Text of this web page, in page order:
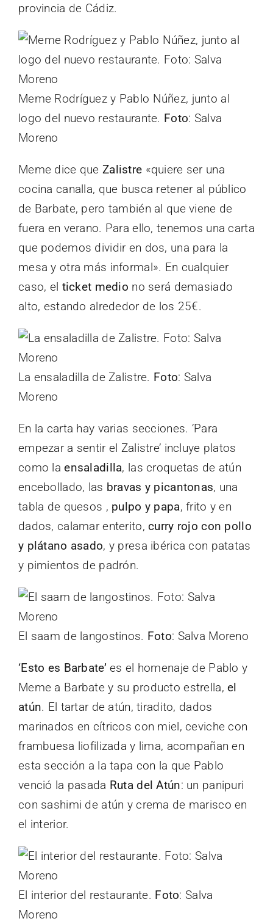
provincia de Cádiz.
Meme Rodríguez y Pablo Núñez, junto al
logo del nuevo restaurante. Foto: Salva
Moreno
Meme dice que Zalistre «quiere ser una
cocina canalla, que busca retener al público
de Barbate, pero también al que viene de
fuera en verano. Para ello, tenemos una carta
que podemos dividir en dos, una para la
mesa y otra más informal». En cualquier
caso, el ticket medio no será demasiado
alto, estando alrededor de los 25€.
La ensaladilla de Zalistre. Foto: Salva
Moreno
En la carta hay varias secciones. ‘Para
empezar a sentir el Zalistre’ incluye platos
como laensaladilla, las croquetas de atún
encebollado, las bravas y picantonas, una
tabla de quesos , pulpo y papa, frito y en
dados, calamar enterito,curry rojo con pollo
y plátano asado, y presa ibérica con patatas
y pimientos de padrón.
El saam de langostinos. Foto: Salva Moreno
‘Esto es Barbate’ es el homenaje de Pablo y
Meme a Barbate y su producto estrella,el
atún. El tartar de atún, tiradito, dados
marinados en cítricos con miel, ceviche con
frambuesa liofilizada y lima, acompañan en
esta sección a la tapa con la que Pablo
venció la pasada Ruta del Atún: un panipuri
con sashimi de atún y crema de marisco en
el interior.
El interior del restaurante. Foto: Salva
Moreno